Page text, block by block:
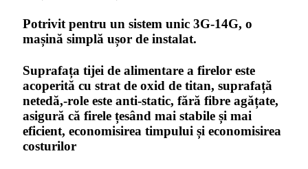
Potrivit pentru un sistem unic 3G-14G, o
mașină simplă ușor de instalat.
Suprafața tijei de alimentare a firelor este
acoperită cu strat de oxid de titan, suprafață
netedă,-role este anti-static, fără fibre agățate,
asigură că firele țesând mai stabile și mai
eficient, economisirea timpului și economisirea
costurilor